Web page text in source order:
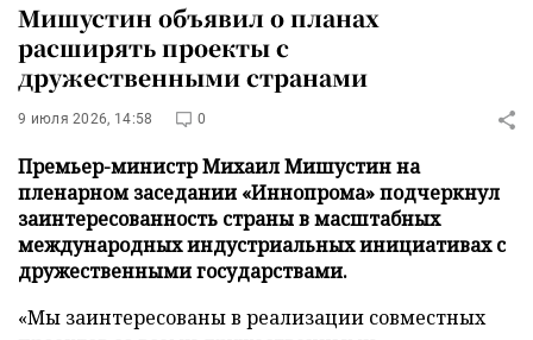
Мишустин объявил о планах
расширять проекты с
дружественными странами
9 июля 2026, 14:58 0
Премьер-министр Михаил Мишустин на
пленарном заседании «Иннопрома» подчеркнул
заинтересованность страны в масштабных
международных индустриальных инициативах с
дружественными государствами.
«Мы заинтересованы в реализации совместных